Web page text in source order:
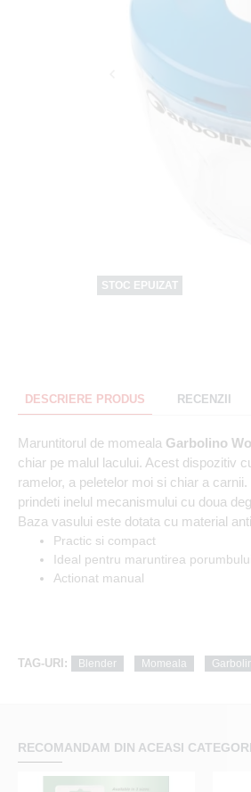
STOC EPUIZAT
DESCRIERE PRODUS RECENZII
Maruntitorul de momeala Garbolino
chiar pe malul lacului. Acest dispozitiv
ramelor, a peletelor moi si chiar a
prindeti inelul mecanismului cu doua
Baza vasului este dotata cu material
Practic si compact
Ideal pentru maruntirea
Actionat manual
TAG-URI: Blender Momeala
RECOMANDAM DIN ACEASI